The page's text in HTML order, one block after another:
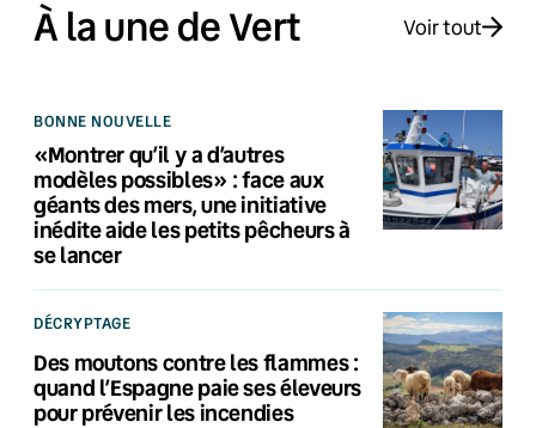
À la une de Vert Voir tout
BONNE NOUVELLE
«Montrer qu’il y a d’autres
modèles possibles» : face aux
géants des mers, une initiative
inédite aide les petits pêcheurs à
se lancer
DÉCRYPTAGE
Des moutons contre les flammes :
quand l’Espagne paie ses éleveurs
pour prévenir les incendies